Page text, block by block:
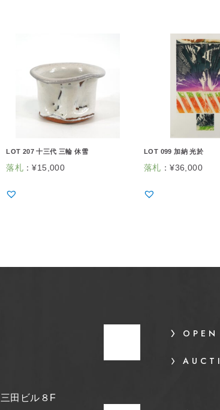
LOT 207 十三代 三輪 休雪
落札：¥15,000
LOT 099 加納 光於
落札 ：¥36,000
田ビル８F